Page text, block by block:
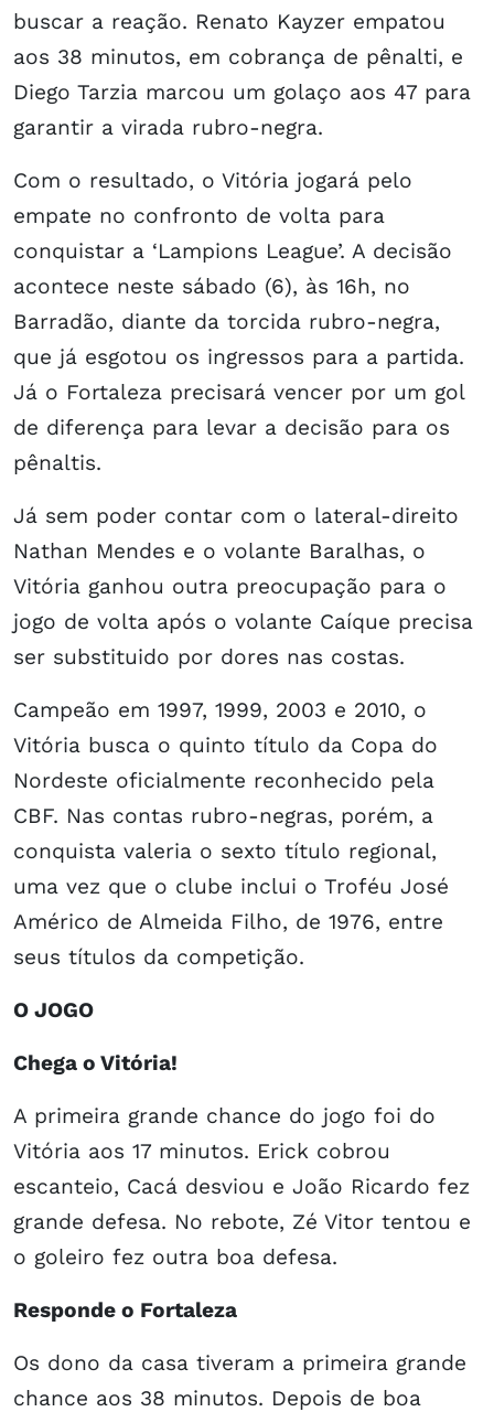
buscar a reação. Renato Kayzer empatou
aos 38 minutos, em cobrança de pênalti, e
Diego Tarzia marcou um golaço aos 47 para
garantir a virada rubro-negra.
Com o resultado, o Vitória jogará pelo
empate no confronto de volta para
conquistar a ‘Lampions League’. A decisão
acontece neste sábado (6), às 16h, no
Barradão, diante da torcida rubro-negra,
que já esgotou os ingressos para a partida.
Já o Fortaleza precisará vencer por um gol
de diferença para levar a decisão para os
pênaltis.
Já sem poder contar com o lateral-direito
Nathan Mendes e o volante Baralhas, o
Vitória ganhou outra preocupação para o
jogo de volta após o volante Caíque precisa
ser substituido por dores nas costas.
Campeão em 1997, 1999, 2003 e 2010, o
Vitória busca o quinto título da Copa do
Nordeste oficialmente reconhecido pela
CBF. Nas contas rubro-negras, porém, a
conquista valeria o sexto título regional,
uma vez que o clube inclui o Troféu José
Américo de Almeida Filho, de 1976, entre
seus títulos da competição.
O JOGO
Chega o Vitória!
A primeira grande chance do jogo foi do
Vitória aos 17 minutos. Erick cobrou
escanteio, Cacá desviou e João Ricardo fez
grande defesa. No rebote, Zé Vitor tentou e
o goleiro fez outra boa defesa.
Responde o Fortaleza
Os dono da casa tiveram a primeira grande
chance aos 38 minutos. Depois de boa